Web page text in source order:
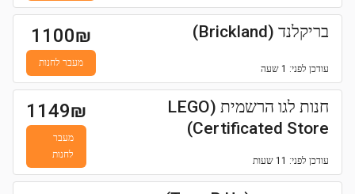
בריקלנד (Brickland)
עודכן לפני: 1 שעה
1100₪
מעבר לחנות
חנות לגו הרשמית (LEGO
Certificated Store)
עודכן לפני: 11 שעות
1149₪
מעבר
לחנות